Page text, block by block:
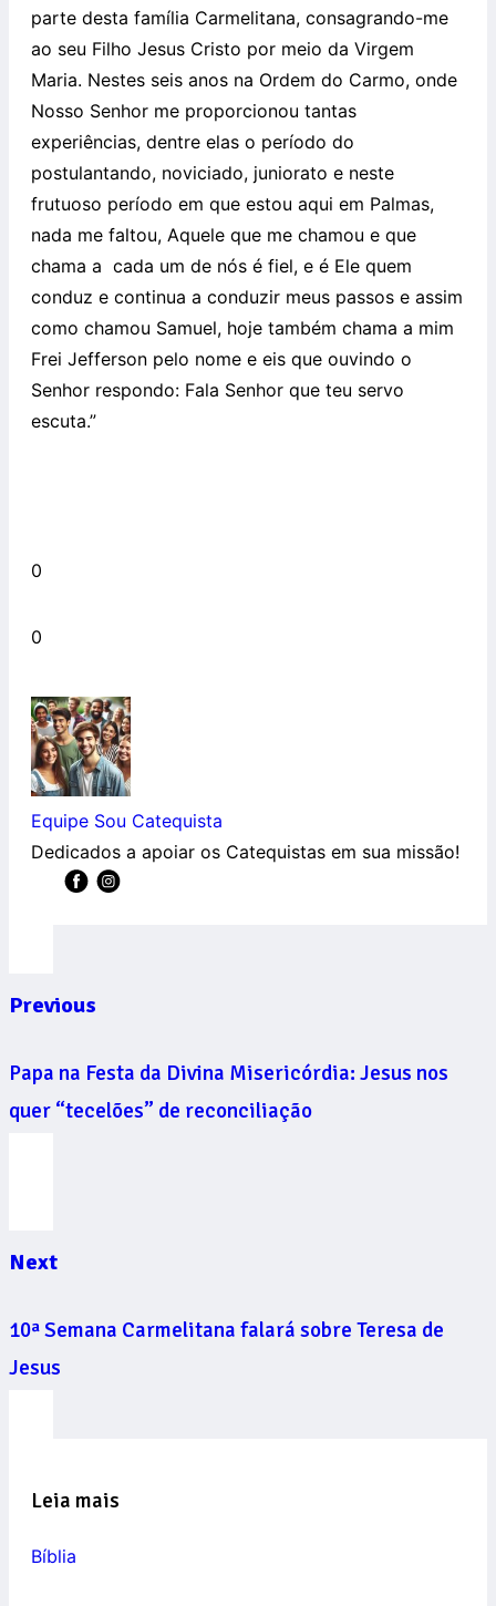
parte desta família Carmelitana, consagrando-me
ao seu Filho Jesus Cristo por meio da Virgem
Maria. Nestes seis anos na Ordem do Carmo, onde
Nosso Senhor me proporcionou tantas
experiências, dentre elas o período do
postulantando, noviciado, juniorato e neste
frutuoso período em que estou aqui em Palmas,
nada me faltou, Aquele que me chamou e que
chama a cada um de nós é fiel, e é Ele quem
conduz e continua a conduzir meus passos e assim
como chamou Samuel, hoje também chama a mim
Frei Jefferson pelo nome e eis que ouvindo o
Senhor respondo: Fala Senhor que teu servo
escuta.”
0
0
Equipe Sou Catequista
Dedicados a apoiar os Catequistas em sua missão!
Previous
Papa na Festa da Divina Misericórdia: Jesus nos
quer “tecelões” de reconciliação
Next
10ª Semana Carmelitana falará sobre Teresa de
Jesus
Leia mais
Bíblia